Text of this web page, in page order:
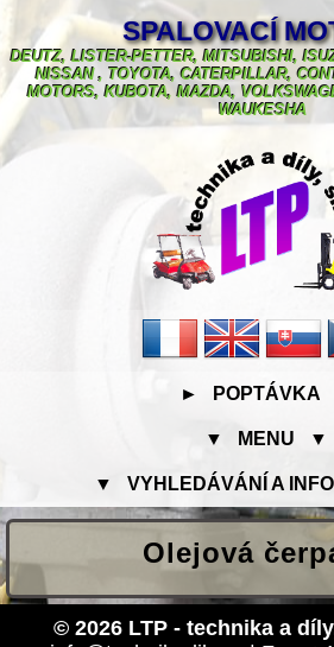
SPALOVACÍ
DEUTZ, LISTER-PETTER, MITSUBISHI,
NISSAN , TOYOTA, CATERPILLAR,
MOTORS, KUBOTA, MAZDA,
WAUKESHA
►
▼ MENU ▼
▼ VYHLEDÁVÁNÍ A
Olejová
© 2026 LTP - technika a